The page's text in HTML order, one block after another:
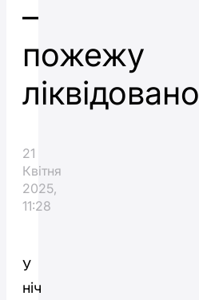
–
пожежу
ліквідовано
21
Квітня
2025,
11:28
У
ніч